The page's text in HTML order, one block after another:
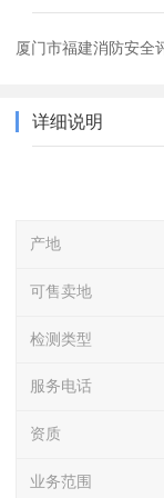
厦门市福建消防安全
详细说明
产地
可售卖地
检测类型
服务电话
资质
业务范围